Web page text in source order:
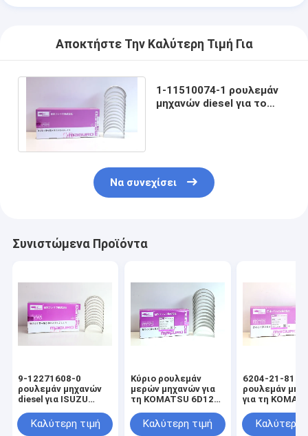
Αποκτήστε Την Καλύτερη Τιμή Για
1-11510074-1 ρουλεμάν
μηχανών diesel για το
Να συνεχίσει
Συνιστώμενα Προϊόντα
9-12271608-0
ρουλεμάν μηχανών
diesel για ISUZU
Καλύτερη τιμή
Κύριο ρουλεμάν
μερών μηχανών για
τη KOMATSU 6D125
Καλύτερη τιμή
6204-21-8100
ρουλεμάν
για τη
Καλύτερη